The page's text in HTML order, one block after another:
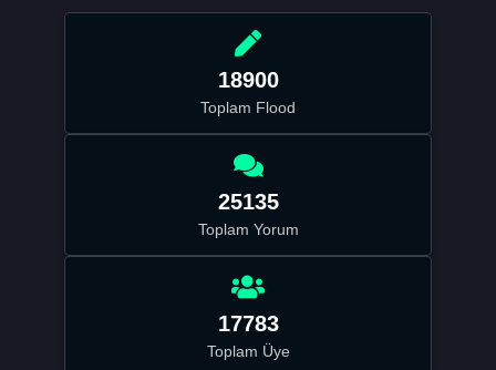
18900
Toplam Flood
25135
Toplam Yorum
17783
Toplam Üye